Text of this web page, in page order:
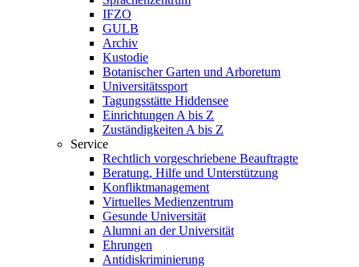
IFZO
GULB
Archiv
Kustodie
Botanischer Garten und Arboretum
Universitätssport
Tagungsstätte Hiddensee
Einrichtungen A bis Z
Zuständigkeiten A bis Z
Service
Rechtlich vorgeschriebene Beauftragte
Beratung, Hilfe und Unterstützung
Konfliktmanagement
Virtuelles Medienzentrum
Gesunde Universität
Alumni an der Universität
Ehrungen
Antidiskriminierung